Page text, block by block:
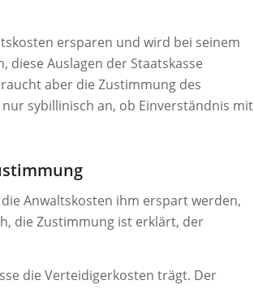
ersparen und wird bei seinem
diese Auslagen der Staatskasse
aber die Zustimmung des
sybillinisch an, ob Einverständnis mit
Anwaltskosten ihm erspart werden,
die Zustimmung ist erklärt, der
die Verteidigerkosten trägt. Der